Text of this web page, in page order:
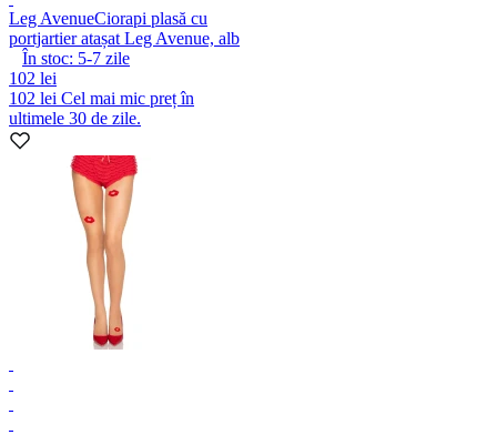
Leg AvenueCiorapi plasă cu
portjartier atașat Leg Avenue, alb
În stoc: 5-7 zile
102 lei
102 lei Cel mai mic preț în
ultimele 30 de zile.